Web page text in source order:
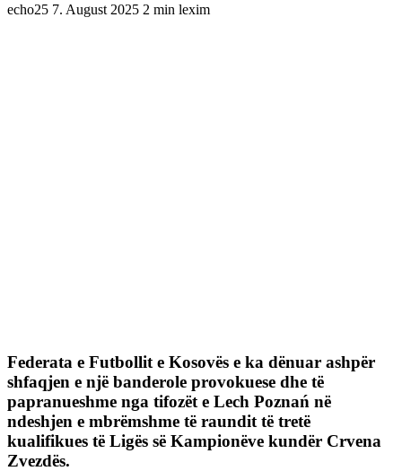
echo25 7. August 2025 2 min lexim
Federata e Futbollit e Kosovës e ka dënuar ashpër
shfaqjen e një banderole provokuese dhe të
papranueshme nga tifozët e Lech Poznań në
ndeshjen e mbrëmshme të raundit të tretë
kualifikues të Ligës së Kampionëve kundër Crvena
Zvezdës.